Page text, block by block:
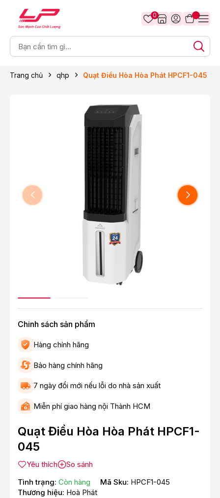
0
Trang chủ qhp Quạt Điều Hòa Hòa Phát HPCF1-045
Chinh sách sản phẩm
Hàng chính hãng
Bảo hàng chính hãng
7 ngày đổi mới nếu lỗi do nhà sản xuất
Miễn phí giao hàng nội Thành HCM
Quạt Điều Hòa Hòa Phát HPCF1-
045
Yêu thích
So sánh
Tình trạng: Còn hàng Mã Sku: HPCF1-045
Thương hiệu: Hoà Phát